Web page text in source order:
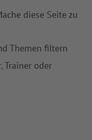
diese Seite zu
Themen filtern
Trainer oder